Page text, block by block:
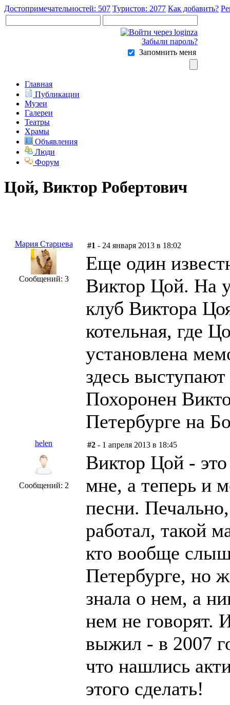
Достопримечательностей: 507 Туристов: 2077 Как добавить?
Забыли пароль?
Запомнить меня
Главная
Публикации
Музеи
Галереи
Театры
Храмы
Объявления
Люди
Форум
Цой, Виктор Робертович
Мария Старцева
Сообщений: 3
#1 - 24 января 2013 в 18:02
Еще один
Виктор Цой. На
клуб Виктора
котельная, где
установлена
здесь
Похоронен
Петербурге на
helen
Сообщений: 2
#2 - 1 апреля 2013 в 18:45
Виктор Цой -
мне, а теперь и
песни.
работал, такой
кто вообще
Петербурге, но
знала о нем, а
нем не говорят.
выжил - в 2007
что нашлись
этого сделать!